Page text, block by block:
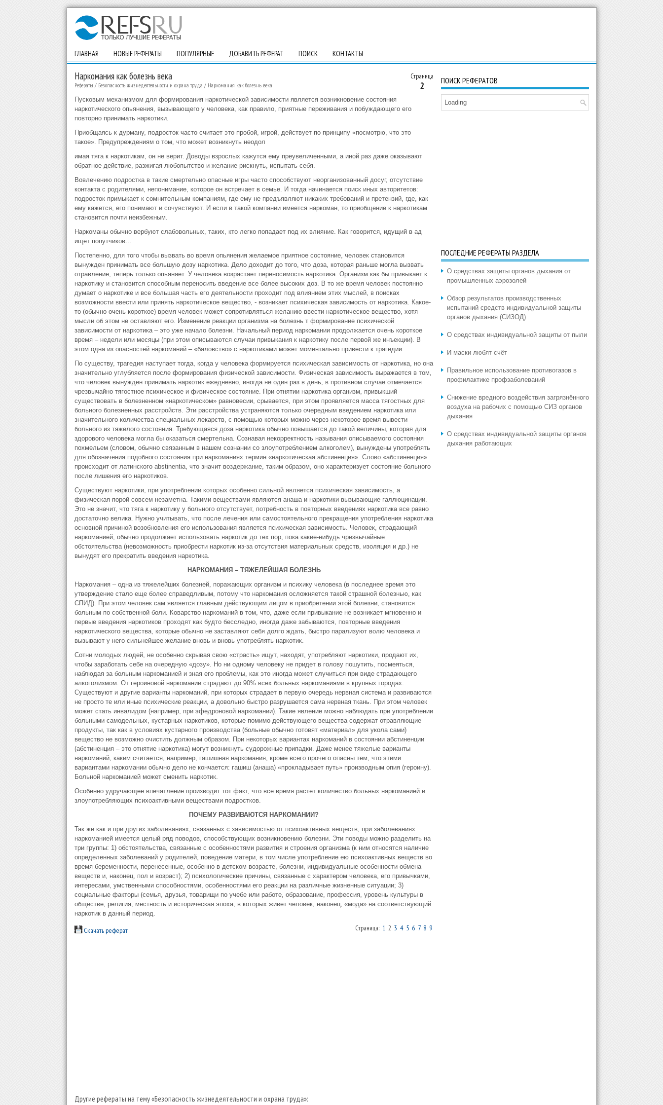
ГЛАВНАЯ НОВЫЕ РЕФЕРАТЫ ПОПУЛЯРНЫЕ ДОБАВИТЬ РЕФЕРАТ ПОИСК КОНТАКТЫ
Страница
2
Наркомания как болезнь века
Рефераты / Безопасность жизнедеятельности и охрана труда / Наркомания как болезнь века
Пусковым механизмом для формирования наркотической зависимости является возникновение состояния
наркотического опьянения, вызывающего у человека, как правило, приятные переживания и побуждающего его
повторно принимать наркотики.
Приобщаясь к дурману, подросток часто считает это пробой, игрой, действует по принципу «посмотрю, что это
такое». Предупреждениям о том, что может возникнуть неодол
имая тяга к наркотикам, он не верит. Доводы взрослых кажутся ему преувеличенными, а иной раз даже оказывают
обратное действие, разжигая любопытство и желание рискнуть, испытать себя.
Вовлечению подростка в такие смертельно опасные игры часто способствуют неорганизованный досуг, отсутствие
контакта с родителями, непонимание, которое он встречает в семье. И тогда начинается поиск иных авторитетов:
подросток примыкает к сомнительным компаниям, где ему не предъявляют никаких требований и претензий, где, как
ему кажется, его понимают и сочувствуют. И если в такой компании имеется наркоман, то приобщение к наркотикам
становится почти неизбежным.
Наркоманы обычно вербуют слабовольных, таких, кто легко попадает под их влияние. Как говорится, идущий в ад
ищет попутчиков…
Постепенно, для того чтобы вызвать во время опьянения желаемое приятное состояние, человек становится
вынужден принимать все большую дозу наркотика. Дело доходит до того, что доза, которая раньше могла вызвать
отравление, теперь только опьяняет. У человека возрастает переносимость наркотика. Организм как бы привыкает к
наркотику и становится способным переносить введение все более высоких доз. В то же время человек постоянно
думает о наркотике и все большая часть его деятельности проходит под влиянием этих мыслей, в поисках
возможности ввести или принять наркотическое вещество, - возникает психическая зависимость от наркотика. Какое-
то (обычно очень короткое) время человек может сопротивляться желанию ввести наркотическое вещество, хотя
мысли об этом не оставляют его. Изменение реакции организма на болезнь т формирование психической
зависимости от наркотика – это уже начало болезни. Начальный период наркомании продолжается очень короткое
время – недели или месяцы (при этом описываются случаи привыкания к наркотику после первой же инъекции). В
этом одна из опасностей наркоманий – «баловство» с наркотиками может моментально привести к трагедии.
По существу, трагедия наступает тогда, когда у человека формируется психическая зависимость от наркотика, но она
значительно углубляется после формирования физической зависимости. Физическая зависимость выражается в том,
что человек вынужден принимать наркотик ежедневно, иногда не один раз в день, в противном случае отмечается
чрезвычайно тягостное психическое и физическое состояние. При отнятии наркотика организм, привыкший
существовать в болезненном «наркотическом» равновесии, срывается, при этом проявляется масса тягостных для
больного болезненных расстройств. Эти расстройства устраняются только очередным введением наркотика или
значительного количества специальных лекарств, с помощью которых можно через некоторое время вывести
больного из тяжелого состояния. Требующаяся доза наркотика обычно повышается до такой величины, которая для
здорового человека могла бы оказаться смертельна. Сознавая некорректность называния описываемого состояния
похмельем (словом, обычно связанным в нашем сознании со злоупотреблением алкоголем), вынуждены употреблять
для обозначения подобного состояния при наркоманиях термин «наркотическая абстиненция». Слово «абстиненция»
происходит от латинского abstinentia, что значит воздержание, таким образом, оно характеризует состояние больного
после лишения его наркотиков.
Существуют наркотики, при употреблении которых особенно сильной является психическая зависимость, а
физическая порой совсем незаметна. Такими веществами являются анаша и наркотики вызывающие галлюцинации.
Это не значит, что тяга к наркотику у больного отсутствует, потребность в повторных введениях наркотика все равно
достаточно велика. Нужно учитывать, что после лечения или самостоятельного прекращения употребления наркотика
основной причиной возобновления его использования является психическая зависимость. Человек, страдающий
наркоманией, обычно продолжает использовать наркотик до тех пор, пока какие-нибудь чрезвычайные
обстоятельства (невозможность приобрести наркотик из-за отсутствия материальных средств, изоляция и др.) не
вынудят его прекратить введения наркотика.
НАРКОМАНИЯ – ТЯЖЕЛЕЙШАЯ БОЛЕЗНЬ
Наркомания – одна из тяжелейших болезней, поражающих организм и психику человека (в последнее время это
утверждение стало еще более справедливым, потому что наркомания осложняется такой страшной болезнью, как
СПИД). При этом человек сам является главным действующим лицом в приобретении этой болезни, становится
больным по собственной боли. Коварство наркоманий в том, что, даже если привыкание не возникает мгновенно и
первые введения наркотиков проходят как будто бесследно, иногда даже забываются, повторные введения
наркотического вещества, которые обычно не заставляют себя долго ждать, быстро парализуют волю человека и
вызывают у него сильнейшее желание вновь и вновь употреблять наркотик.
Сотни молодых людей, не особенно скрывая свою «страсть» ищут, находят, употребляют наркотики, продают их,
чтобы заработать себе на очередную «дозу». Но ни одному человеку не придет в голову пошутить, посмеяться,
наблюдая за больным наркоманией и зная его проблемы, как это иногда может случиться при виде страдающего
алкоголизмом. От героиновой наркомании страдают до 90% всех больных наркоманиями в крупных городах.
Существуют и другие варианты наркоманий, при которых страдает в первую очередь нервная система и развиваются
не просто те или иные психические реакции, а довольно быстро разрушается сама нервная ткань. При этом человек
может стать инвалидом (например, при эфедроновой наркомании). Такие явление можно наблюдать при употреблении
больными самодельных, кустарных наркотиков, которые помимо действующего вещества содержат отравляющие
продукты, так как в условиях кустарного производства (больные обычно готовят «материал» для укола сами)
вещество не возможно очистить должным образом. При некоторых вариантах наркоманий в состоянии абстиненции
(абстиненция – это отнятие наркотика) могут возникнуть судорожные припадки. Даже менее тяжелые варианты
наркоманий, каким считается, например, гашишная наркомания, кроме всего прочего опасны тем, что этими
вариантами наркомании обычно дело не кончается: гашиш (анаша) «прокладывает путь» производным опия (героину).
Больной наркоманией может сменить наркотик.
Особенно удручающее впечатление производит тот факт, что все время растет количество больных наркоманией и
злоупотребляющих психоактивными веществами подростков.
ПОЧЕМУ РАЗВИВАЮТСЯ НАРКОМАНИИ?
Так же как и при других заболеваниях, связанных с зависимостью от психоактивных веществ, при заболеваниях
наркоманией имеется целый ряд поводов, способствующих возникновению болезни. Эти поводы можно разделить на
три группы: 1) обстоятельства, связанные с особенностями развития и строения организма (к ним относятся наличие
определенных заболеваний у родителей, поведение матери, в том числе употребление ею психоактивных веществ во
время беременности, перенесенные, особенно в детском возрасте, болезни, индивидуальные особенности обмена
веществ и, наконец, пол и возраст); 2) психологические причины, связанные с характером человека, его привычками,
интересами, умственными способностями, особенностями его реакции на различные жизненные ситуации; 3)
социальные факторы (семья, друзья, товарищи по учебе или работе, образование, профессия, уровень культуры в
обществе, религия, местность и историческая эпоха, в которых живет человек, наконец, «мода» на соответствующий
наркотик в данный период.
Скачать реферат Страница: 12 3 4 5 6 7 8 9
Другие рефераты на тему «Безопасность жизнедеятельности и охрана труда»:
ПОИСК РЕФЕРАТОВ
Loading
ПОСЛЕДНИЕ РЕФЕРАТЫ РАЗДЕЛА
О средствах защиты органов дыхания от
промышленных аэрозолей
Обзор результатов производственных
испытаний средств индивидуальной защиты
органов дыхания (СИЗОД)
О средствах индивидуальной защиты от пыли
И маски любят счёт
Правильное использование противогазов в
профилактике профзаболеваний
Снижение вредного воздействия загрязнённого
воздуха на рабочих с помощью СИЗ органов
дыхания
О средствах индивидуальной защиты органов
дыхания работающих